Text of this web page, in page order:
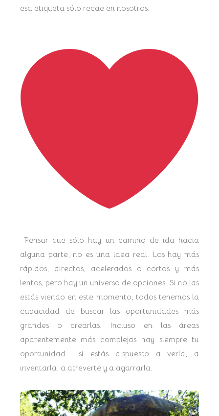
esa etiqueta sólo recae en nosotros.
Pensar que sólo hay un camino de ida hacia
alguna parte, no es una idea real. Los hay más
rápidos, directos, acelerados o cortos y más
lentos, pero hay un universo de opciones. Si no las
estás viendo en este momento, todos tenemos la
capacidad de buscar las oportunidades más
grandes o crearlas. Incluso en las áreas
aparentemente más complejas hay siempre tu
oportunidad si estás dispuesto a verla, a
inventarla, a atreverte y a agarrarla.